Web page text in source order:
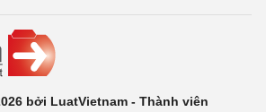
bởi LuatVietnam - Thành viên